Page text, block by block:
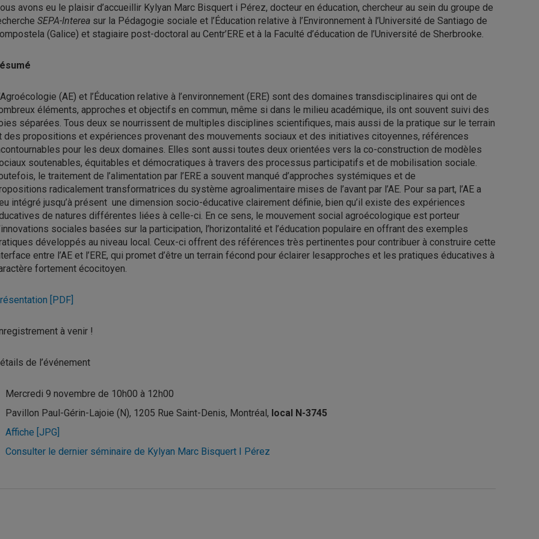
avons eu le plaisir d’accueillir Kylyan Marc Bisquert i Pérez, docteur en éducation, chercheur au sein du groupe de
SEPA-Interea sur la Pédagogie sociale et l’Éducation relative à l’Environnement à l’Université de Santiago de
(Galice) et stagiaire post-doctoral au Centr’ERE et à la Faculté d’éducation de l’Université de Sherbrooke.
(AE) et l’Éducation relative à l’environnement (ERE) sont des domaines transdisciplinaires qui ont de
éléments, approches et objectifs en commun, même si dans le milieu académique, ils ont souvent suivi des
séparées. Tous deux se nourrissent de multiples disciplines scientifiques, mais aussi de la pratique sur le terrain
des propositions et expériences provenant des mouvements sociaux et des initiatives citoyennes, références
pour les deux domaines. Elles sont aussi toutes deux orientées vers la co-construction de modèles
soutenables, équitables et démocratiques à travers des processus participatifs et de mobilisation sociale.
le traitement de l’alimentation par l’ERE a souvent manqué d’approches systémiques et de
radicalement transformatrices du système agroalimentaire mises de l’avant par l’AE. Pour sa part, l’AE a
intégré jusqu’à présent une dimension socio-éducative clairement définie, bien qu’il existe des expériences
de natures différentes liées à celle-ci. En ce sens, le mouvement social agroécologique est porteur
sociales basées sur la participation, l’horizontalité et l’éducation populaire en offrant des exemples
développés au niveau local. Ceux-ci offrent des références très pertinentes pour contribuer à construire cette
entre l’AE et l’ERE, qui promet d’être un terrain fécond pour éclairer lesapproches et les pratiques éducatives à
fortement écocitoyen.
[PDF]
à venir !
de l’événement
Mercredi 9 novembre de 10h00 à 12h00
Pavillon Paul-Gérin-Lajoie (N), 1205 Rue Saint-Denis, Montréal, local N-3745
Affiche [JPG]
Consulter le dernier séminaire de Kylyan Marc Bisquert I Pérez